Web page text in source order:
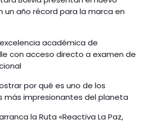
un año récord para la marca en
académica de
con acceso directo a examen de
por qué es uno de los
más impresionantes del planeta
la Ruta «Reactiva La Paz,